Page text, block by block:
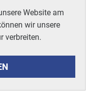
Website am
wir unsere
verbreiten.